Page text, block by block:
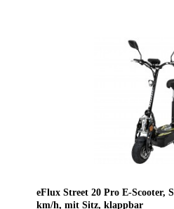
eFlux Street 20 Pro E-Scooter,
km/h, mit Sitz, klappbar